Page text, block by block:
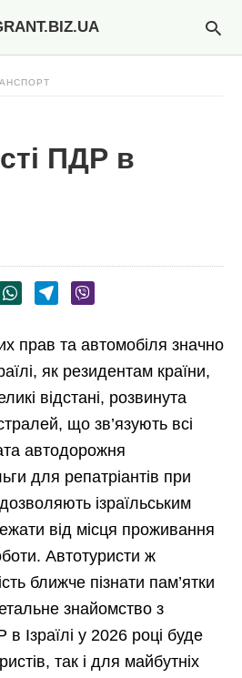
ПДР в
прав та автомобіля значно
як резидентам країни,
відстані, розвинута
що зв’язують всі
автодорожня
для репатріантів при
ізраїльським
від місця проживання
Автотуристи ж
ближче пізнати пам’ятки
знайомство з
Ізраїлі у 2026 році буде
так і для майбутніх